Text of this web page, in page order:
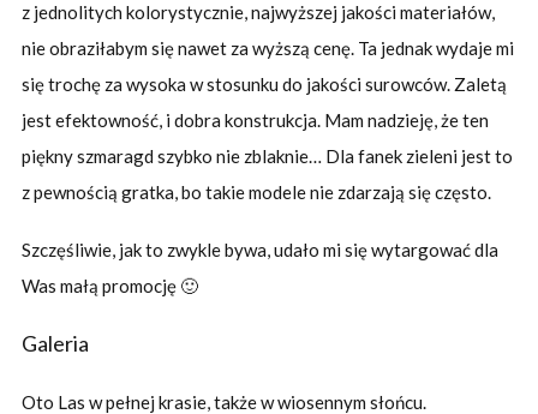
z jednolitych kolorystycznie, najwyższej jakości materiałów,
nie obraziłabym się nawet za wyższą cenę. Ta jednak wydaje mi
się trochę za wysoka w stosunku do jakości surowców. Zaletą
jest efektowność, i dobra konstrukcja. Mam nadzieję, że ten
piękny szmaragd szybko nie zblaknie… Dla fanek zieleni jest to
z pewnością gratka, bo takie modele nie zdarzają się często.
Szczęśliwie, jak to zwykle bywa, udało mi się wytargować dla
Was małą promocję 🙂
Galeria
Oto Las w pełnej krasie, także w wiosennym słońcu.